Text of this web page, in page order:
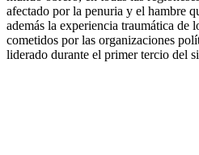
afectado por la penuria y el hambre
además la experiencia traumática de
cometidos por las organizaciones
liderado durante el primer tercio del